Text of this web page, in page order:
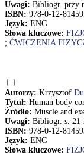
Uwagi: Bibliogr. przy
ISBN: 978-0-12-
Język: ENG
Słowa kluczowe:
; ĆWICZENIA
Autorzy: Krzysztof
Tytuł: Human body
Źródło: Muscle and
Uwagi: Bibliogr. s.
ISBN: 978-0-12-
Język: ENG
Słowa kluczowe: